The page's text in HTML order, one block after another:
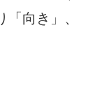
「向き」、